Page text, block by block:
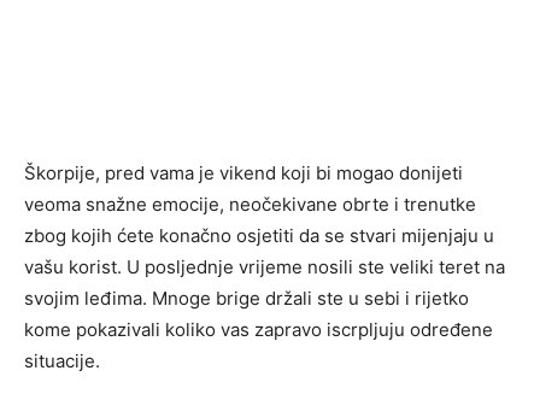
Škorpije, pred vama je vikend koji bi mogao donijeti
veoma snažne emocije, neočekivane obrte i trenutke
zbog kojih ćete konačno osjetiti da se stvari mijenjaju u
vašu korist. U posljednje vrijeme nosili ste veliki teret na
svojim leđima. Mnoge brige držali ste u sebi i rijetko
kome pokazivali koliko vas zapravo iscrpljuju određene
situacije.